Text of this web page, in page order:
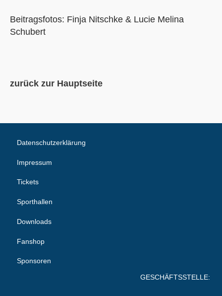
Beitragsfotos: Finja Nitschke & Lucie Melina
Schubert
zurück zur Hauptseite
Datenschutzerklärung
Impressum
Tickets
Sporthallen
Downloads
Fanshop
Sponsoren
GESCHÄFTSSTELLE: